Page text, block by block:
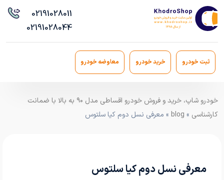
02191028011
02191028044
ثبت خودرو خرید خودرو معاوضه خودرو
خودرو شاپ، خرید و فروش خودرو اقساطی مدل ۹۰ به بالا با ضمانت
کارشناسی »
blog » معرفی نسل دوم کیا سلتوس
معرفی نسل دوم کیا سلتوس